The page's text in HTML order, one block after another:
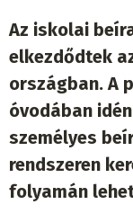
Az iskolai
elkezdődtek
országban. A
óvodában
személyes
rendszeren
folyamán